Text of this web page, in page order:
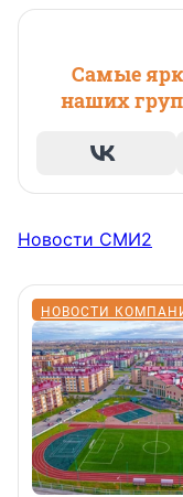
Самые
наших
Новости СМИ2
НОВОСТИ